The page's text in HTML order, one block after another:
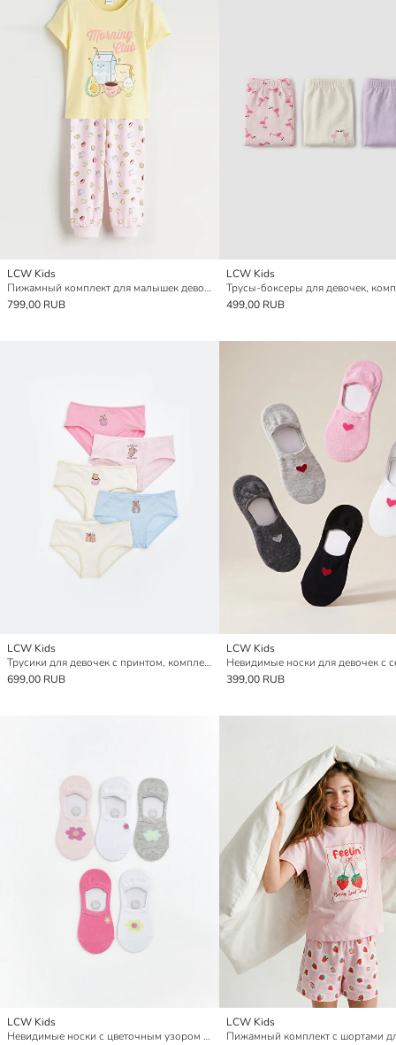
LCW Kids
Пижамный комплект для малышек девочек с принтом
799,00 RUB
LCW Kids
499,00 RUB
LCW Kids
Трусики для девочек с принтом, комплект из 5 штук
699,00 RUB
LCW Kids
399,00 RUB
LCW Kids
Невидимые носки с цветочным узором для девочек, комплект из 5 пар
LCW Kids